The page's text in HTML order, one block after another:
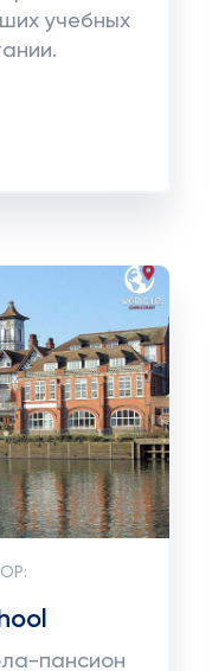
учебных
пансион